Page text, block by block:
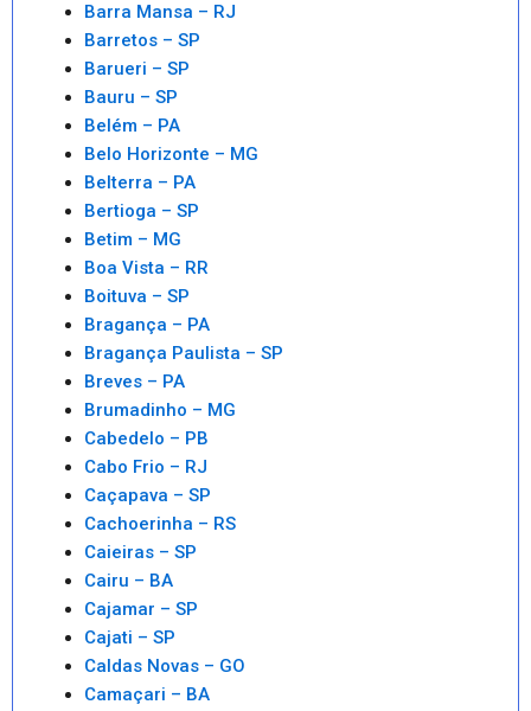
Barra Mansa – RJ
Barretos – SP
Barueri – SP
Bauru – SP
Belém – PA
Belo Horizonte – MG
Belterra – PA
Bertioga – SP
Betim – MG
Boa Vista – RR
Boituva – SP
Bragança – PA
Bragança Paulista – SP
Breves – PA
Brumadinho – MG
Cabedelo – PB
Cabo Frio – RJ
Caçapava – SP
Cachoerinha – RS
Caieiras – SP
Cairu – BA
Cajamar – SP
Cajati – SP
Caldas Novas – GO
Camaçari – BA